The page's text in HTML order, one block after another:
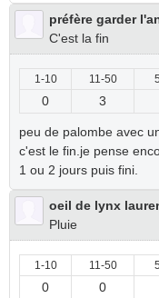
préfère garder
C'est la fin
1-10 11-50
0 3
peu de palombe avec
c'est le fin.je pense
1 ou 2 jours puis fini.
oeil de lynx
Pluie
1-10 11-50
0 0